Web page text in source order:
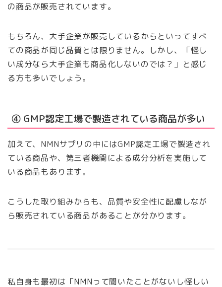
の商品が販売されています。
もちろん、大手企業が販売しているからといってすべ
ての商品が同じ品質とは限りません。しかし、「怪し
い成分なら大手企業も商品化しないのでは？」と感じ
る方も多いでしょう。
④ GMP認定工場で製造されている商品が多い
加えて、NMNサプリの中にはGMP認定工場で製造され
ている商品や、第三者機関による成分分析を実施して
いる商品もあります。
こうした取り組みからも、品質や安全性に配慮しなが
ら販売されている商品があることが分かります。
私自身も最初は「NMNって聞いたことがないし怪しい